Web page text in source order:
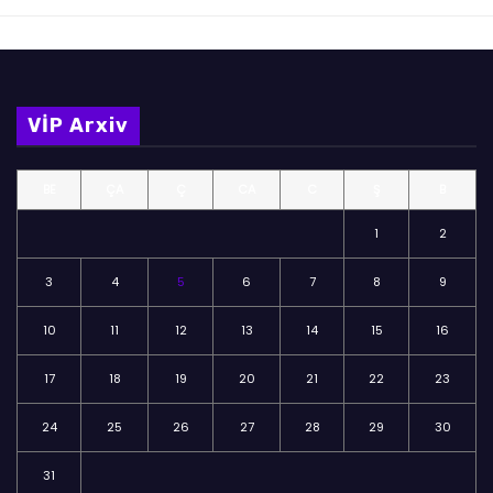
VİP Arxiv
1 2
3 4 5 6 7 8 9
10 11 12 13 14 15 16
17 18 19 20 21 22 23
24 25 26 27 28 29 30
31